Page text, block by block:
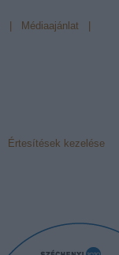
Médiaajánlat
Értesítések kezelése